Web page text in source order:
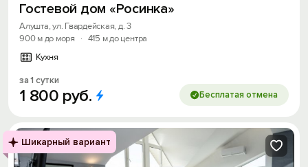
Гостевой дом «Росинка»
Алушта, ул. Гвардейская, д. 3
900 м до моря
· 415 м до центра
Кухня
за 1 сутки
1 800 руб. Бесплатая отмена
Шикарный вариант